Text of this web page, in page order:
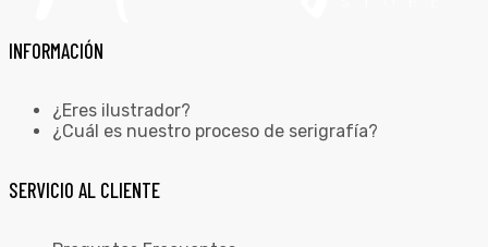
INFORMACIÓN
¿Eres ilustrador?
¿Cuál es nuestro proceso de serigrafía?
SERVICIO AL CLIENTE